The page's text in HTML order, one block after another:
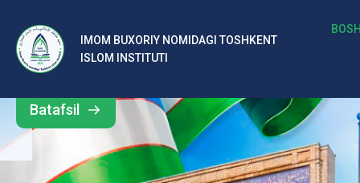
IMOM BUXORIY NOMIDAGI TOSHKENT
ISLOM INSTITUTI
b
al
ar
o‘
Barcha
yangiliklar
Batafsil